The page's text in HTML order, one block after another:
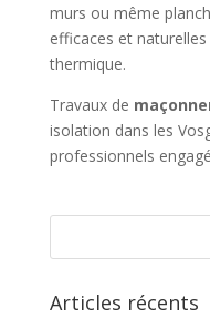
murs ou même
efficaces et
thermique.
Travaux de
isolation dans les
professionnels
Articles récents